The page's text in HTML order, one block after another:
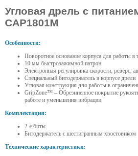
Угловая дрель с
CAP1801M
Особенности:
Поворотное основание корпуса для работы в
10 мм быстрозажимной патрон
Электронная регулировка скорости, реверс,
Специальный битодержатель в корпусе дрели
Угловая конструкция для работы в
GripZone™ – Обрезиненное покрытие
работе и уменьшения вибрации
Комплектация:
2-е биты
Битодержатель с шестигранным хвостовиком
Технические характеристики: